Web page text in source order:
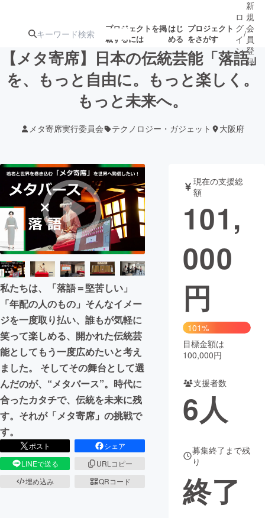
プロジェクトを掲
載するには
はじ
める
プロジェクト
をさがす
注目のリ 注目の新着プロ募集終了が近いプ
テクノロジー・ガジェット
映像・映画 書籍・雑誌
ビジネス・起業 チャレンジ
まちづくり・地域活性化
CAMPFIRE for Social Good
CAMPFIRE Creation
CAMPFIREふるさと納税machi-ya コミュニティ
ロ
グ
イ
ン
/
新
規
会
員
登
録
【メタ寄席】日本の伝統芸能「落語」
を、もっと自由に。もっと楽しく。
もっと未来へ。
メタ寄席実行委員会 テクノロジー・ガジェット 大阪府
私たちは、「落語＝堅苦しい」
「年配の人のもの」そんなイメー
ジを一度取り払い、誰もが気軽に
笑って楽しめる、開かれた伝統芸
能としてもう一度広めたいと考え
ました。 そしてその舞台として選
んだのが、“メタバース”。時代に
合ったカタチで、伝統を未来に残
す。それが「メタ寄席」の挑戦で
す。
ポスト
シェア
LINEで送る
URLコピー
埋め込み
QRコード
現在の支援総
額
101,
000
円
101%
目標金額は
100,000円
支援者数
6人
募集終了まで残
り
終了